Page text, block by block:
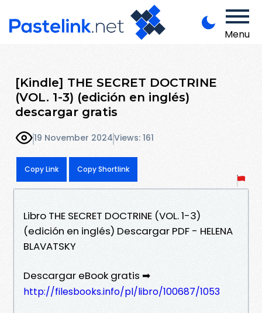
Menu
[Kindle] THE SECRET DOCTRINE
(VOL. 1-3) (edición en inglés)
descargar gratis
19 November 2024Views: 161
Copy Link Copy Shortlink
Libro THE SECRET DOCTRINE (VOL. 1-3)
(edición en inglés) Descargar PDF - HELENA
BLAVATSKY
Descargar eBook gratis ➡
http://filesbooks.info/pl/libro/100687/1053